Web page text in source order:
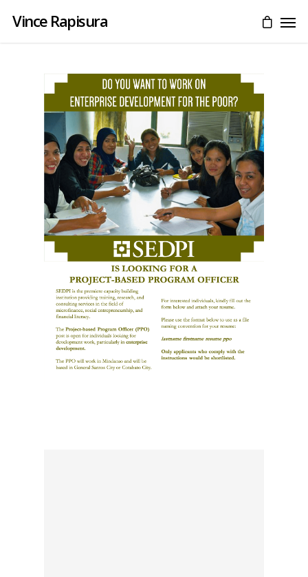
Vince Rapisura